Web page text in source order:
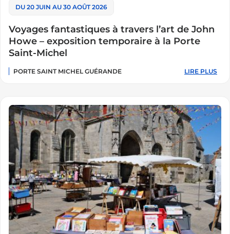
DU 20 JUIN AU 30 AOÛT 2026
Voyages fantastiques à travers l’art de John
Howe – exposition temporaire à la Porte
Saint-Michel
PORTE SAINT MICHEL GUÉRANDE LIRE PLUS
:
TRAVERS
L’ART
DE
JOHN
HOWE
–
EXPOSITION
TEMPORAIRE
À
LA
PORTE
SAINT-
MICHEL